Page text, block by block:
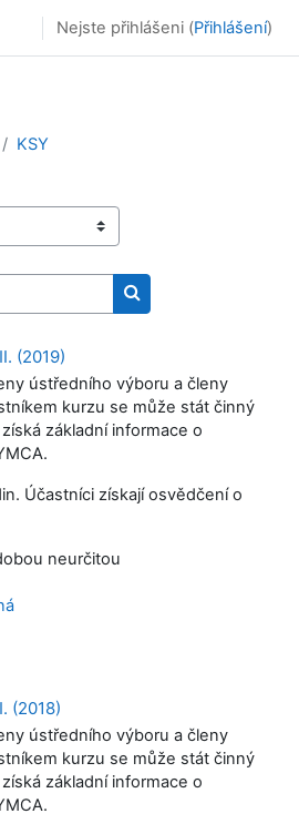
Nejste přihlášeni (Přihlášení)
KSY
Vyhledat kurzy
(2019)
ústředního výboru a členy
kurzu se může stát činný
základní informace o
Účastníci získají osvědčení o
neurčitou
(2018)
ústředního výboru a členy
kurzu se může stát činný
základní informace o